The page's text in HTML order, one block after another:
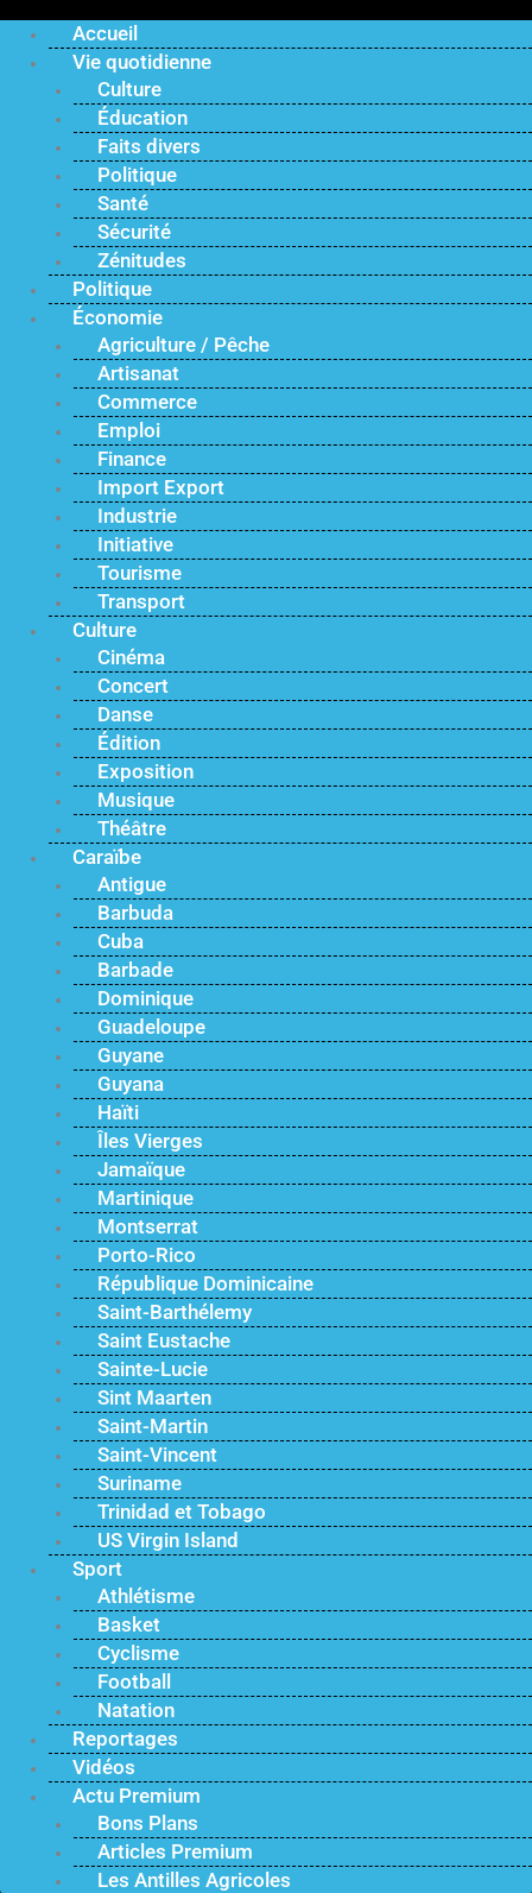
Accueil
Vie quotidienne
Culture
Éducation
Faits divers
Politique
Santé
Sécurité
Zénitudes
Politique
Économie
Agriculture / Pêche
Artisanat
Commerce
Emploi
Finance
Import Export
Industrie
Initiative
Tourisme
Transport
Culture
Cinéma
Concert
Danse
Édition
Exposition
Musique
Théâtre
Caraïbe
Antigue
Barbuda
Cuba
Barbade
Dominique
Guadeloupe
Guyane
Guyana
Haïti
Îles Vierges
Jamaïque
Martinique
Montserrat
Porto-Rico
République Dominicaine
Saint-Barthélemy
Saint Eustache
Sainte-Lucie
Sint Maarten
Saint-Martin
Saint-Vincent
Suriname
Trinidad et Tobago
US Virgin Island
Sport
Athlétisme
Basket
Cyclisme
Football
Natation
Reportages
Vidéos
Actu Premium
Bons Plans
Articles Premium
Les Antilles Agricoles